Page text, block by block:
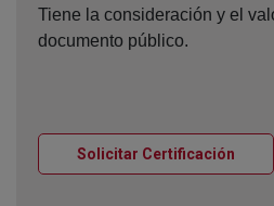
Tiene la consideración y el
documento público.
Solicitar Certificación